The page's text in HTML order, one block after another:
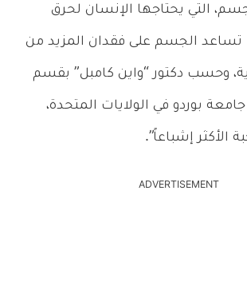
التي يحتاجها الإنسان لحرق
تساعد الجسم على فقدان المزيد من
وحسب دكتور “واين كامبل” بقسم
بوردو في الولايات المتحدة،
الأكثر إشباعاً”.
ADVERTISEMENT